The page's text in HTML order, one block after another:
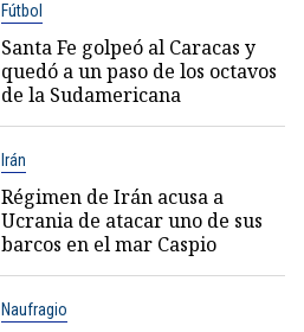
Fútbol
Santa Fe golpeó al Caracas y
quedó a un paso de los octavos
de la Sudamericana
Irán
Régimen de Irán acusa a
Ucrania de atacar uno de sus
barcos en el mar Caspio
Naufragio